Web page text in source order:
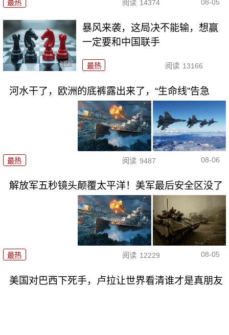
最热 阅读 14374 08-05
暴风来袭，这局决不能输，想赢
一定要和中国联手
最热 阅读 13166
河水干了，欧洲的底裤露出来了，“生命线”告急
最热 阅读 9487 08-06
解放军五秒镜头颠覆太平洋！美军最后安全区没了
最热 阅读 12229 08-05
美国对巴西下死手，卢拉让世界看清谁才是真朋友